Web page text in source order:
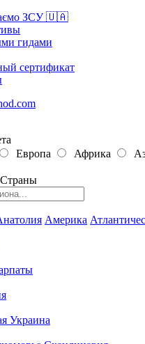
ЗСУ 🇺🇦
гидами
сертификат
od.com
Европа Африка
Страны
Америка
Украина